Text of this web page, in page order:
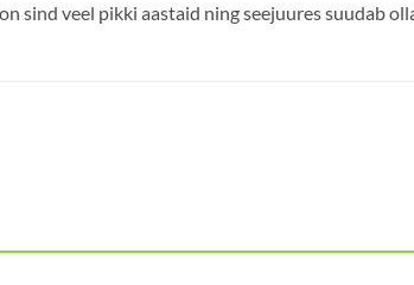
sind veel pikki aastaid ning seejuures suudab